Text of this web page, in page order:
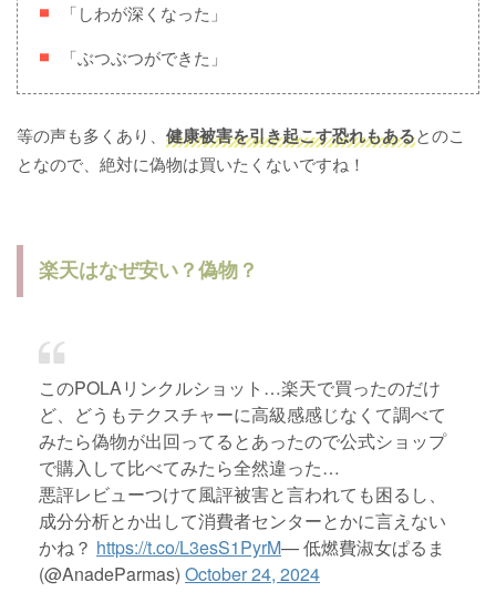
「しわが深くなった」
「ぶつぶつができた」
等の声も多くあり、 健康被害を引き起こす恐れもあるとのこ
となので、絶対に偽物は買いたくないですね！
楽天はなぜ安い？偽物？
このPOLAリンクルショット…楽天で買ったのだけ
ど、どうもテクスチャーに高級感感じなくて調べて
みたら偽物が出回ってるとあったので公式ショップ
で購入して比べてみたら全然違った…
悪評レビューつけて風評被害と言われても困るし、
成分分析とか出して消費者センターとかに言えない
かね？ https://t.co/L3esS1PyrM— 低燃費淑女ぱるま
(@AnadeParmas) October 24, 2024